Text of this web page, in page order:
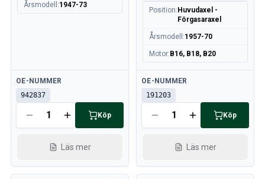
Årsmodell :1947-73
Tillgänglig
OE-NUMMER
942837
Köp
Läs mer
Position: Huvudaxel -
Förgasaraxel
Årsmodell :1957-70
Motor: B16, B18, B20
Tillgänglig
OE-NUMMER
191203
Köp
Läs mer